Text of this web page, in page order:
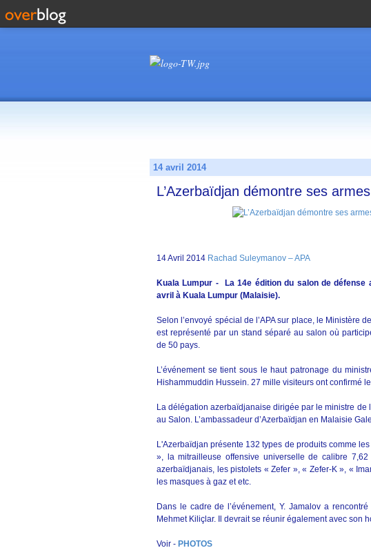
14 avril 2014
L’Azerbaïdjan démontre ses
14 Avril 2014 Rachad Suleymanov – APA
Kuala Lumpur - La 14e édition du salon de
avril à Kuala Lumpur (Malaisie).
Selon l’envoyé spécial de l’APA sur place, le Ministère
est représenté par un stand séparé au salon où
de 50 pays.
L’événement se tient sous le haut patronage du
Hishammuddin Hussein. 27 mille visiteurs ont confirmé
La délégation azerbaïdjanaise dirigée par le ministre de
au Salon. L’ambassadeur d’Azerbaïdjan en Malaisie
L'Azerbaïdjan présente 132 types de produits comme
», la mitrailleuse offensive universelle de calibre
azerbaïdjanais, les pistolets « Zefer », « Zefer-K », «
les masques à gaz et etc.
Dans le cadre de l’événement, Y. Jamalov a
Mehmet Kiliçlar. Il devrait se réunir également avec son
Voir - PHOTOS